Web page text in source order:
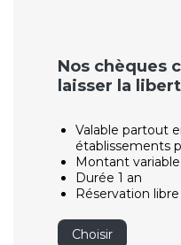
Nos chèques
laisser la
Valable partout
établissements
Montant
Durée 1 an
Réservation libre
Choisir